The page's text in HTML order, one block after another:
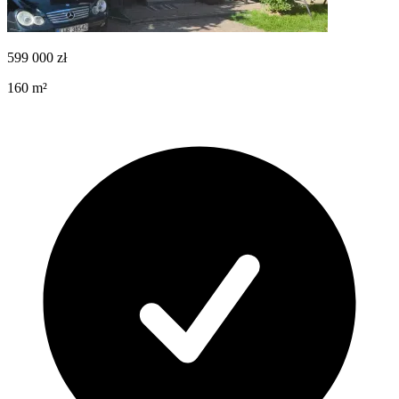
599 000 zł
160 m²